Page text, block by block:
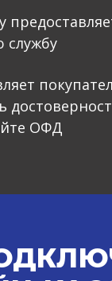
службу
ОФД